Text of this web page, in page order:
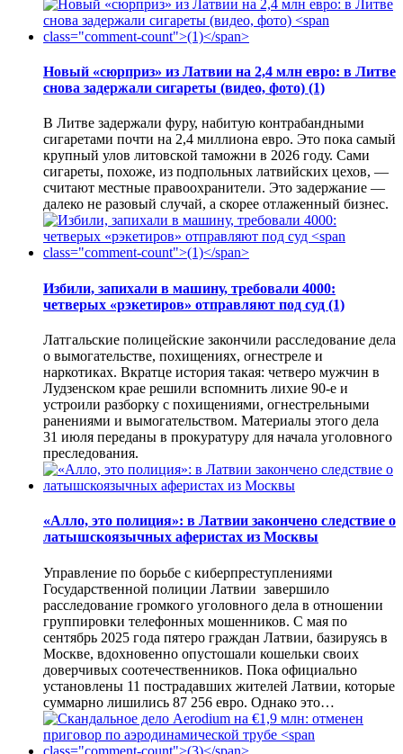
Новый «сюрприз» из Латвии на 2,4 млн евро: в Литве
снова задержали сигареты (видео, фото) (1)
В Литве задержали фуру, набитую контрабандными
сигаретами почти на 2,4 миллиона евро. Это пока самый
крупный улов литовской таможни в 2026 году. Сами
сигареты, похоже, из подпольных латвийских цехов, —
считают местные правоохранители. Это задержание —
далеко не разовый случай, а скорее отлаженный бизнес.
Избили, запихали в машину, требовали 4000:
четверых «рэкетиров» отправляют под суд (1)
Латгальские полицейские закончили расследование дела
о вымогательстве, похищениях, огнестреле и
наркотиках. Вкратце история такая: четверо мужчин в
Лудзенском крае решили вспомнить лихие 90-е и
устроили разборку с похищениями, огнестрельными
ранениями и вымогательством. Материалы этого дела
31 июля переданы в прокуратуру для начала уголовного
преследования.
«Алло, это полиция»: в Латвии закончено следствие о
латышскоязычных аферистах из Москвы
Управление по борьбе с киберпреступлениями
Государственной полиции Латвии завершило
расследование громкого уголовного дела в отношении
группировки телефонных мошенников. С мая по
сентябрь 2025 года пятеро граждан Латвии, базируясь в
Москве, вдохновенно опустошали кошельки своих
доверчивых соотечественников. Пока официально
установлены 11 пострадавших жителей Латвии, которые
суммарно лишились 87 256 евро. Однако это…